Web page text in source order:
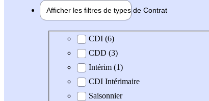
Afficher les filtres de types de Contrat
Type de contrat
CDI (6)
CDD (3)
Intérim (1)
CDI Intérimaire
Saisonnier